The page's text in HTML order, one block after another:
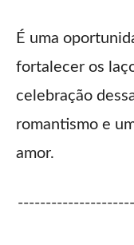
É uma
fortalecer os
celebração
romantismo e
amor.